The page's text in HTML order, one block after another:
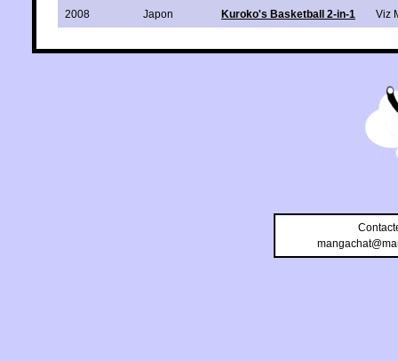
2008
Japon Kuroko's Basketball 2-in-1 Viz